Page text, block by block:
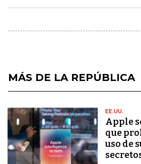
MÁS DE LA REPÚBLICA
EE.UU.
Apple
que
uso de